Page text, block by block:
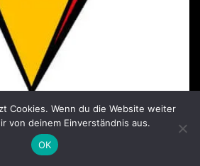
Taekwondo Union seit
Cookies. Wenn du die Website weiter
von deinem Einverständnis aus.
OK